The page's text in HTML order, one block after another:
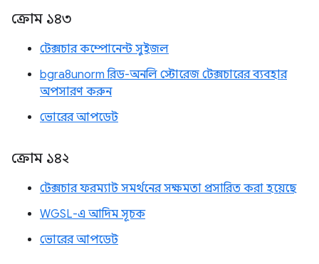
ক্রোম ১৪৩
টেক্সচার কম্পোনেন্ট সুইজল
bgra8unorm রিড-অনলি স্টোরেজ টেক্সচারের ব্যবহার
অপসারণ করুন
ভোরের আপডেট
ক্রোম ১৪২
টেক্সচার ফরম্যাট সমর্থনের সক্ষমতা প্রসারিত করা হয়েছে
WGSL-এ আদিম সূচক
ভোরের আপডেট